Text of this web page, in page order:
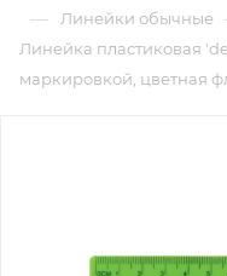
— Линейки обычные
Линейка пластиковая
маркировкой, цветная